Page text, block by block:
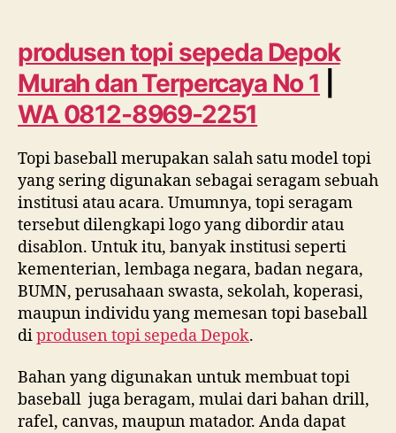
Murah
dan
Terpercaya
No
1
WA
0812
8969
2251
produsen topi sepeda Depok
Murah dan Terpercaya No 1
WA 0812-8969-2251
Topi baseball merupakan salah satu model topi
yang sering digunakan sebagai seragam sebuah
institusi atau acara. Umumnya, topi seragam
tersebut dilengkapi logo yang dibordir atau
disablon. Untuk itu, banyak institusi seperti
kementerian, lembaga negara, badan negara,
BUMN, perusahaan swasta, sekolah, koperasi,
maupun individu yang memesan topi baseball
diprodusen topi sepeda Depok.
Bahan yang digunakan untuk membuat topi
baseball juga beragam, mulai dari bahan drill,
rafel, canvas, maupun matador. Anda dapat